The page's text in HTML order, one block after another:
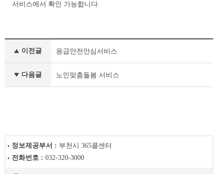
서비스에서 확인 가능합니다.
형
이전글 응급안전안심서비스
다음글 노인맞춤돌봄 서비스
정보제공부서 : 부천시 365콜센터
전화번호 : 032-320-3000